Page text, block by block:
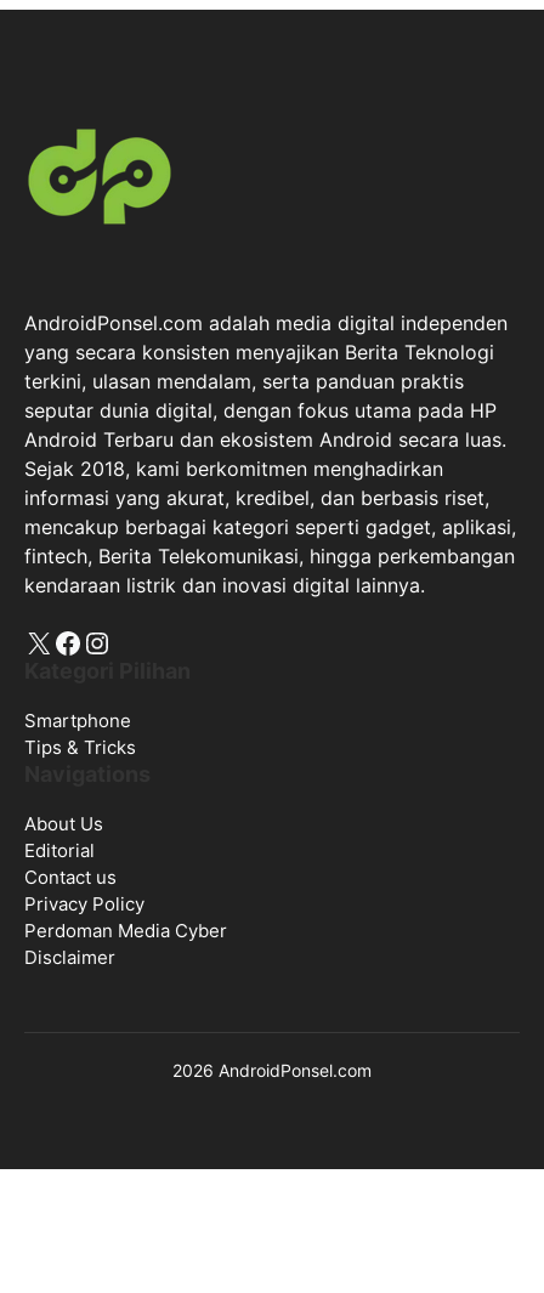
AndroidPonsel.com adalah media digital independen
yang secara konsisten menyajikan Berita Teknologi
terkini, ulasan mendalam, serta panduan praktis
seputar dunia digital, dengan fokus utama pada HP
Android Terbaru dan ekosistem Android secara luas.
Sejak 2018, kami berkomitmen menghadirkan
informasi yang akurat, kredibel, dan berbasis riset,
mencakup berbagai kategori seperti gadget, aplikasi,
fintech, Berita Telekomunikasi, hingga perkembangan
kendaraan listrik dan inovasi digital lainnya.
X Facebook
Instagram
Smartphone
Tips & Tricks
About Us
Editorial
Contact us
Privacy Policy
Perdoman Media Cyber
Disclaimer
2026 AndroidPonsel.com